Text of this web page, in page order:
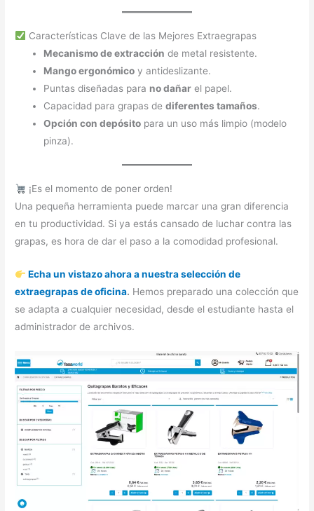
Características Clave de las Mejores Extraegrapas
Mecanismo de extracción de metal resistente.
Mango ergonómico y antideslizante.
Puntas diseñadas para no dañar el papel.
Capacidad para grapas dediferentes tamaños.
Opción con depósito para un uso más limpio (modelo
pinza).
¡Es el momento de poner orden!
Una pequeña herramienta puede marcar una gran diferencia
en tu productividad. Si ya estás cansado de luchar contra las
grapas, es hora de dar el paso a la comodidad profesional.
Echa un vistazo ahora a nuestra selección de
extraegrapas de oficina. Hemos preparado una colección que
se adapta a cualquier necesidad, desde el estudiante hasta el
administrador de archivos.